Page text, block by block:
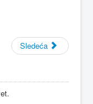
Sledeća